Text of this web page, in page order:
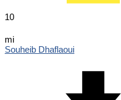
10
mi
Souheib Dhaflaoui